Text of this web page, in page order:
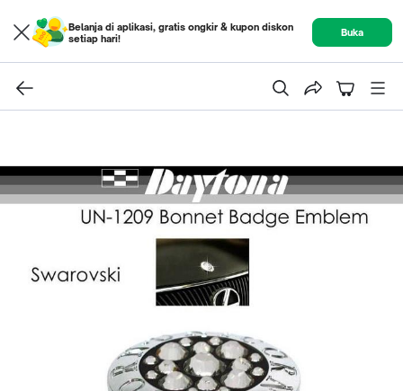
Belanja di aplikasi, gratis ongkir & kupon diskon
setiap hari!
Buka